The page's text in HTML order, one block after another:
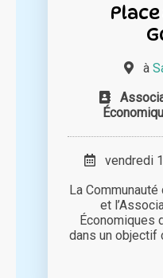
à
vendredi
La
et
Économiques
dans un objectif